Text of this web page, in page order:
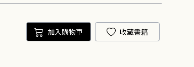
加入購物車 收藏書籍